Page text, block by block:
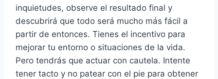
inquietudes, observe el resultado final y
descubrirá que todo será mucho más fácil a
partir de entonces. Tienes el incentivo para
mejorar tu entorno o situaciones de la vida.
Pero tendrás que actuar con cautela. Intente
tener tacto y no patear con el pie para obtener